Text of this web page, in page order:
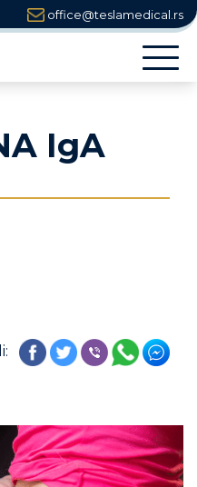
office@teslamedical.rs
IgA